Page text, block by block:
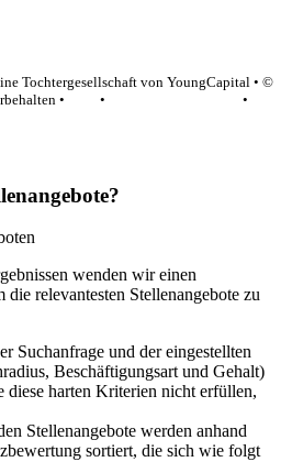
Tochtergesellschaft von YoungCapital • ©
•
•
•
wenden wir einen
die relevantesten Stellenangebote zu
Suchanfrage und der eingestellten
Beschäftigungsart und Gehalt)
diese harten Kriterien nicht erfüllen,
Stellenangebote werden anhand
sortiert, die sich wie folgt